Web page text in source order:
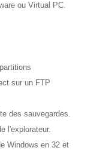
ou Virtual PC.
sur un FTP
des sauvegardes.
l'explorateur.
Windows en 32 et